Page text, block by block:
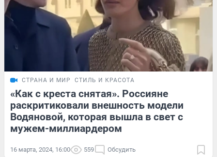
СТРАНА И МИР СТИЛЬ И КРАСОТА
«Как с креста снятая». Россияне
раскритиковали внешность модели
Водяновой, которая вышла в свет с
мужем-миллиардером
16 марта, 2024, 16:00 559 Обсудить